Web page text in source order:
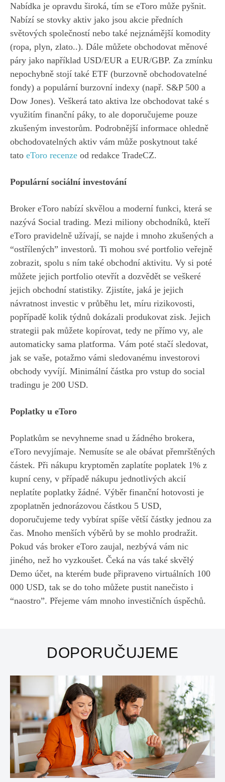
Nabídka je opravdu široká, tím se eToro může pyšnit.
Nabízí se stovky aktiv jako jsou akcie předních
světových společností nebo také nejznámější komodity
(ropa, plyn, zlato..). Dále můžete obchodovat měnové
páry jako například USD/EUR a EUR/GBP. Za zmínku
nepochybně stojí také ETF (burzovně obchodovatelné
fondy) a populární burzovní indexy (např. S&P 500 a
Dow Jones). Veškerá tato aktiva lze obchodovat také s
využitím finanční páky, to ale doporučujeme pouze
zkušeným investorům. Podrobnější informace ohledně
obchodovatelných aktiv vám může poskytnout také
tato eToro recenze od redakce TradeCZ.
Populární sociální investování
Broker eToro nabízí skvělou a moderní funkci, která se
nazývá Social trading. Mezi miliony obchodníků, kteří
eToro pravidelně užívají, se najde i mnoho zkušených a
“ostřílených” investorů. Ti mohou své portfolio veřejně
zobrazit, spolu s ním také obchodní aktivitu. Vy si poté
můžete jejich portfolio otevřít a dozvědět se veškeré
jejich obchodní statistiky. Zjistíte, jaká je jejich
návratnost investic v průběhu let, míru rizikovosti,
popřípadě kolik týdnů dokázali produkovat zisk. Jejich
strategii pak můžete kopírovat, tedy ne přímo vy, ale
automaticky sama platforma. Vám poté stačí sledovat,
jak se vaše, potažmo vámi sledovanému investorovi
obchody vyvíjí. Minimální částka pro vstup do social
tradingu je 200 USD.
Poplatky u eToro
Poplatkům se nevyhneme snad u žádného brokera,
eToro nevyjímaje. Nemusíte se ale obávat přemrštěných
částek. Při nákupu kryptoměn zaplatíte poplatek 1% z
kupní ceny, v případě nákupu jednotlivých akcií
neplatíte poplatky žádné. Výběr finanční hotovosti je
zpoplatněn jednorázovou částkou 5 USD,
doporučujeme tedy vybírat spíše větší částky jednou za
čas. Mnoho menších výběrů by se mohlo prodražit.
Pokud vás broker eToro zaujal, nezbývá vám nic
jiného, než ho vyzkoušet. Čeká na vás také skvělý
Demo účet, na kterém bude připraveno virtuálních 100
000 USD, tak se do toho můžete pustit nanečisto i
“naostro”. Přejeme vám mnoho investičních úspěchů.
DOPORUČUJEME